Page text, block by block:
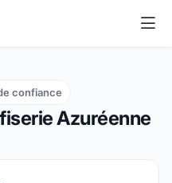
Azuréenne
confiance